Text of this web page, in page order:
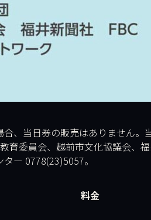
、当日券の販売はありません
委員会、越前市文化協議会、福
ー 0778(23)5057。
料金